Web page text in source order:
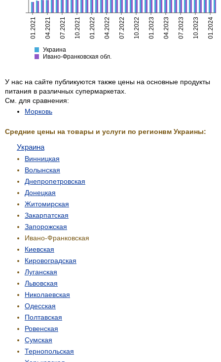
Украина
Ивано-Франковская
01.2021 04.2021 07.2021 10.2021 01.2022 04.2022 07.2022 10.2022 01.2023 04.2023 07.2023 10.2023 01.2024
Украина
Ивано-Франковская обл.
У нас на сайте публикуются также цены на основные продукты
питания в различных супермаркетах.
См. для сравнения:
Морковь
Средние цены на товары и услуги по регионвм Украины:
Украина
Винницкая
Волынская
Днепропетровская
Донецкая
Житомирская
Закарпатская
Запорожская
Ивано-Франковская
Киевская
Кировоградская
Луганская
Львовская
Николаевская
Одесская
Полтавская
Ровенская
Сумская
Тернопольская